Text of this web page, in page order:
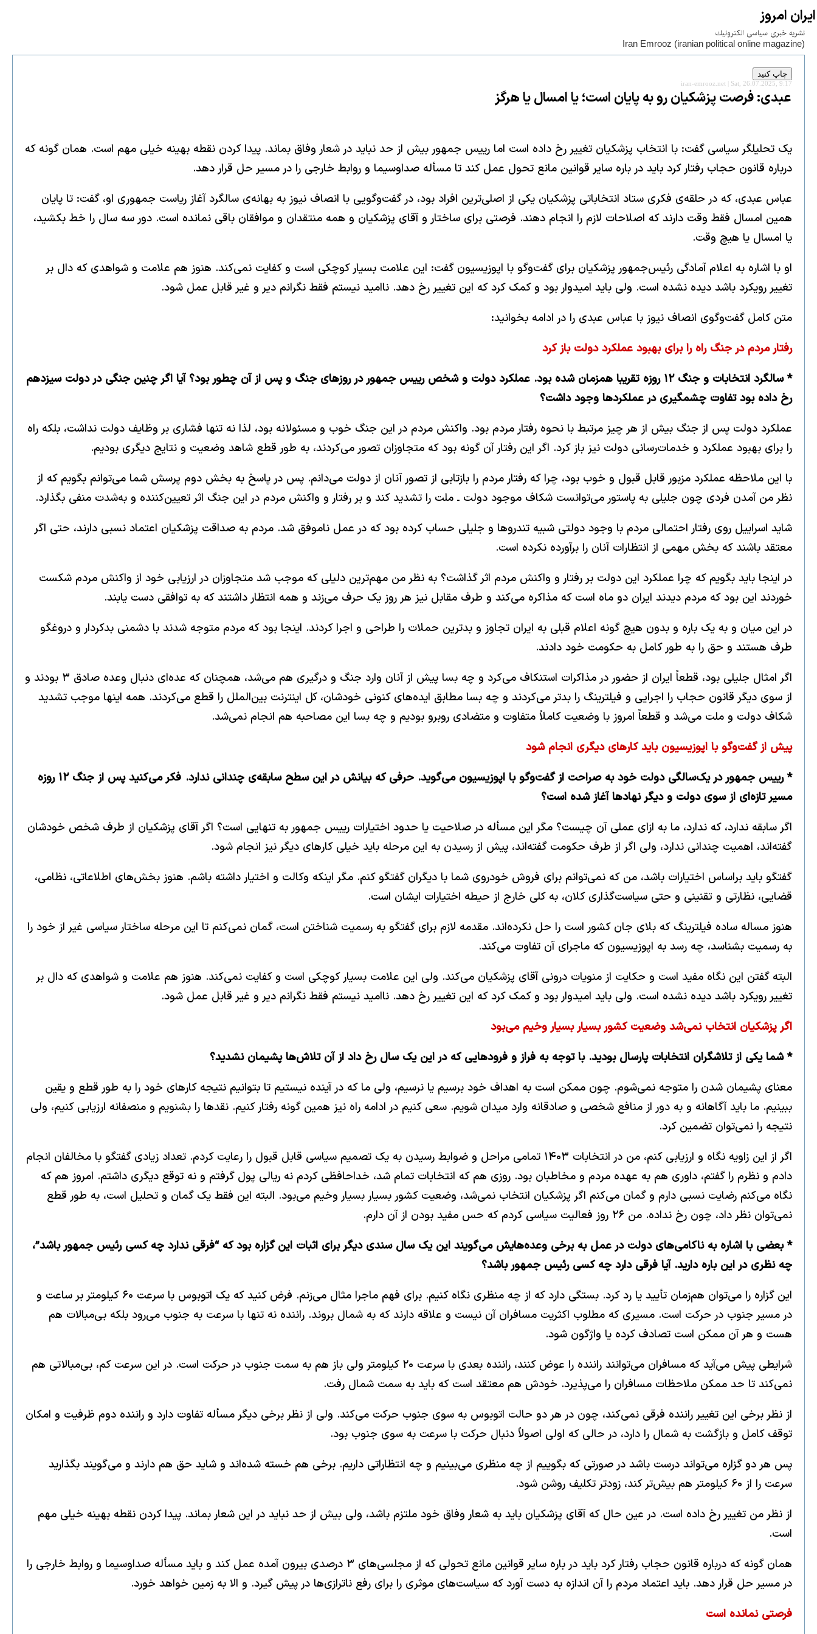
ايران امروز
نشريه خبری سياسی الكترونيك
Iran Emrooz (iranian political online magazine)
iran-emrooz.net | Sat, 26.07.2025, 9:17
عبدی: فرصت پزشکیان رو به پایان است؛ یا امسال یا هرگز
یک تحلیلگر سیاسی گفت: با انتخاب پزشکیان تغییر رخ داده است اما رییس جمهور بیش از حد نباید در شعار وفاق بماند. پیدا کردن نقطه بهینه خیلی مهم است. همان گونه که
درباره قانون حجاب رفتار کرد باید در باره سایر قوانین مانع تحول عمل کند تا مسأله صداوسیما و روابط خارجی را در مسیر حل قرار دهد.
عباس عبدی، که در حلقه‌ی فکری ستاد انتخاباتی پزشکیان یکی از اصلی‌ترین افراد بود، در گفت‌وگویی با انصاف نیوز به بهانه‌ی سالگرد آغاز ریاست جمهوری او، گفت: تا پایان
همین امسال فقط وقت دارند که اصلاحات لازم را انجام دهند. فرصتی برای ساختار و آقای پزشکیان و همه منتقدان و موافقان باقی نمانده است. دور سه سال را خط بکشید،
یا امسال یا هیچ وقت.
او با اشاره به اعلام آمادگی رئیس‌جمهور پزشکیان برای گفت‌وگو با اپوزیسیون گفت: این علامت بسیار کوچکی است و کفایت نمی‌کند. هنوز هم علامت و شواهدی که دال بر
تغییر رویکرد باشد دیده نشده است. ولی باید امیدوار بود و کمک کرد که این تغییر رخ دهد. ناامید نیستم فقط نگرانم دیر و غیر قابل عمل شود.
متن کامل گفت‌وگوی انصاف نیوز با عباس عبدی را در ادامه بخوانید:
رفتار مردم در جنگ راه را برای بهبود عملکرد دولت باز کرد
* سالگرد انتخابات و جنگ ۱۲ روزه تقریبا همزمان شده بود. عملکرد دولت و شخص رییس جمهور در روزهای جنگ و پس از آن چطور بود؟ آیا اگر چنین جنگی در دولت سیزدهم
رخ داده بود تفاوت چشمگیری در عملکردها وجود داشت؟
عملکرد دولت پس از جنگ بیش از هر چیز مرتبط با نحوه رفتار مردم بود. واکنش مردم در این جنگ خوب و مسئولانه بود، لذا نه تنها فشاری بر وظایف دولت نداشت، بلکه راه
را برای بهبود عملکرد و خدمات‌رسانی دولت نیز باز کرد. اگر این رفتار آن گونه بود که متجاوزان تصور می‌کردند، به طور قطع شاهد وضعیت و نتایج دیگری بودیم.
با این ملاحظه عملکرد مزبور قابل قبول و خوب بود، چرا که رفتار مردم را بازتابی از تصور آنان از دولت می‌دانم. پس در پاسخ به بخش دوم پرسش شما می‌توانم بگویم که از
نظر من آمدن فردی چون جلیلی به پاستور می‌توانست شکاف موجود دولت ـ ملت را تشدید کند و بر رفتار و واکنش مردم در این جنگ اثر تعیین‌کننده و به‌شدت منفی بگذارد.
شاید اسراییل روی رفتار احتمالی مردم با وجود دولتی شبیه تندروها و جلیلی حساب کرده بود که در عمل ناموفق شد. مردم به صداقت پزشکیان اعتماد نسبی دارند، حتی اگر
معتقد باشند که بخش مهمی از انتظارات آنان را برآورده نکرده است.
در اینجا باید بگویم که چرا عملکرد این دولت بر رفتار و واکنش مردم اثر گذاشت؟ به نظر من مهم‌ترین دلیلی که موجب شد متجاوزان در ارزیابی خود از واکنش مردم شکست
خوردند این بود که مردم دیدند ایران دو ماه است که مذاکره می‌کند و طرف مقابل نیز هر روز یک حرف می‌زند و همه انتظار داشتند که به توافقی دست یابند.
در این میان و به یک باره و بدون هیچ گونه اعلام قبلی به ایران تجاوز و بدترین حملات را طراحی و اجرا کردند. اینجا بود که مردم متوجه شدند با دشمنی بدکردار و دروغگو
طرف هستند و حق را به طور کامل به حکومت خود دادند.
اگر امثال جلیلی بود، قطعاً ایران از حضور در مذاکرات استنکاف می‌کرد و چه بسا پیش از آنان وارد جنگ و درگیری هم می‌شد، همچنان که عده‌ای دنبال وعده صادق ۳ بودند و
از سوی دیگر قانون حجاب را اجرایی و فیلترینگ را بدتر می‌کردند و چه بسا مطابق ایده‌های کنونی خودشان، کل اینترنت بین‌الملل را قطع می‌کردند. همه اینها موجب تشدید
شکاف دولت و ملت می‌شد و قطعاً امروز با وضعیت کاملاً متفاوت و متضادی روبرو بودیم و چه بسا این مصاحبه هم انجام نمی‌شد.
پیش از گفت‌وگو با اپوزیسیون باید کارهای دیگری انجام شود
* رییس جمهور در یک‌سالگی دولت خود به صراحت از گفت‌وگو با اپوزیسیون می‌گوید. حرفی که بیانش در این سطح سابقه‌ی چندانی ندارد. فکر می‌کنید پس از جنگ ۱۲ روزه
مسیر تازه‌ای از سوی دولت و دیگر نهادها آغاز شده است؟
اگر سابقه ندارد، که ندارد، ما به ازای عملی آن چیست؟ مگر این مسأله در صلاحیت یا حدود اختیارات رییس جمهور به تنهایی است؟ اگر آقای پزشکیان از طرف شخص خودشان
گفته‌اند، اهمیت چندانی ندارد، ولی اگر از طرف حکومت گفته‌اند، پیش از رسیدن به این مرحله باید خیلی کارهای دیگر نیز انجام شود.
گفتگو باید براساس اختیارات باشد، من که نمی‌توانم برای فروش خودروی شما با دیگران گفتگو کنم. مگر اینکه وکالت و اختیار داشته باشم. هنوز بخش‌های اطلاعاتی، نظامی،
قضایی، نظارتی و تقنینی و حتی سیاست‌گذاری کلان، به کلی خارج از حیطه اختیارات ایشان است.
هنوز مساله ساده فیلترینگ که بلای جان کشور است را حل نکرده‌اند. مقدمه لازم برای گفتگو به رسمیت شناختن است، گمان نمی‌کنم تا این مرحله ساختار سیاسی غیر از خود را
به رسمیت بشناسد، چه رسد به اپوزیسیون که ماجرای آن تفاوت می‌کند.
البته گفتن این نگاه مفید است و حکایت از منویات درونی آقای پزشکیان می‌کند. ولی این علامت بسیار کوچکی است و کفایت نمی‌کند. هنوز هم علامت و شواهدی که دال بر
تغییر رویکرد باشد دیده نشده است. ولی باید امیدوار بود و کمک کرد که این تغییر رخ دهد. ناامید نیستم فقط نگرانم دیر و غیر قابل عمل شود.
اگر پزشکیان انتخاب نمی‌شد وضعیت کشور بسیار بسیار وخیم می‌بود
* شما یکی از تلاشگران انتخابات پارسال بودید. با توجه به فراز و فرودهایی که در این یک سال رخ داد از آن تلاش‌ها پشیمان نشدید؟
معنای پشیمان شدن را متوجه نمی‌شوم. چون ممکن است به اهداف خود برسیم یا نرسیم، ولی ما که در آینده نیستیم تا بتوانیم نتیجه کارهای خود را به طور قطع و یقین
ببینیم. ما باید آگاهانه و به دور از منافع شخصی و صادقانه وارد میدان شویم. سعی کنیم در ادامه راه نیز همین گونه رفتار کنیم. نقدها را بشنویم و منصفانه ارزیابی کنیم، ولی
نتیجه را نمی‌توان تضمین کرد.
اگر از این زاویه نگاه و ارزیابی کنم، من در انتخابات ۱۴۰۳ تمامی مراحل و ضوابط رسیدن به یک تصمیم سیاسی قابل قبول را رعایت کردم. تعداد زیادی گفتگو با مخالفان انجام
دادم و نظرم را گفتم، داوری هم به عهده مردم و مخاطبان بود. روزی هم که انتخابات تمام شد، خداحافظی کردم نه ریالی پول گرفتم و نه توقع دیگری داشتم. امروز هم که
نگاه می‌کنم رضایت نسبی دارم و گمان می‌کنم اگر پزشکیان انتخاب نمی‌شد، وضعیت کشور بسیار بسیار وخیم می‌بود. البته این فقط یک گمان و تحلیل است، به طور قطع
نمی‌توان نظر داد، چون رخ نداده. من ۲۶ روز فعالیت سیاسی کردم که حس مفید بودن از آن دارم.
* بعضی با اشاره به ناکامی‌های دولت در عمل به برخی وعده‌هایش می‌گویند این یک سال سندی دیگر برای اثبات این گزاره بود که “فرقی ندارد چه کسی رئیس جمهور باشد”،
چه نظری در این باره دارید. آیا فرقی دارد چه کسی رئیس جمهور باشد؟
این گزاره را می‌توان هم‌زمان تأیید یا رد کرد. بستگی دارد که از چه منظری نگاه کنیم. برای فهم ماجرا مثال می‌زنم. فرض کنید که یک اتوبوس با سرعت ۶۰ کیلومتر بر ساعت و
در مسیر جنوب در حرکت است. مسیری که مطلوب اکثریت مسافران آن نیست و علاقه دارند که به شمال بروند. راننده نه تنها با سرعت به جنوب می‌رود بلکه بی‌مبالات هم
هست و هر آن ممکن است تصادف کرده یا واژگون شود.
شرایطی پیش می‌آید که مسافران می‌توانند راننده را عوض کنند، راننده بعدی با سرعت ۲۰ کیلومتر ولی باز هم به سمت جنوب در حرکت است. در این سرعت کم، بی‌مبالاتی هم
نمی‌کند تا حد ممکن ملاحظات مسافران را می‌پذیرد. خودش هم معتقد است که باید به سمت شمال رفت.
از نظر برخی این تغییر راننده فرقی نمی‌کند، چون در هر دو حالت اتوبوس به سوی جنوب حرکت می‌کند. ولی از نظر برخی دیگر مسأله تفاوت دارد و راننده دوم ظرفیت و امکان
توقف کامل و بازگشت به شمال را دارد، در حالی که اولی اصولاً دنبال حرکت با سرعت به سوی جنوب بود.
پس هر دو گزاره می‌تواند درست باشد در صورتی که بگوییم از چه منظری می‌بینیم و چه انتظاراتی داریم. برخی هم خسته شده‌اند و شاید حق هم دارند و می‌گویند بگذارید
سرعت را از ۶۰ کیلومتر هم بیش‌تر کند، زودتر تکلیف روشن شود.
از نظر من تغییر رخ داده است. در عین حال که آقای پزشکیان باید به شعار وفاق خود ملتزم باشد، ولی بیش از حد نباید در این شعار بماند. پیدا کردن نقطه بهینه خیلی مهم
است.
همان گونه که درباره قانون حجاب رفتار کرد باید در باره سایر قوانین مانع تحولی که از مجلسی‌های ۳ درصدی بیرون آمده عمل کند و باید مسأله صداوسیما و روابط خارجی را
در مسیر حل قرار دهد. باید اعتماد مردم را آن اندازه به دست آورد که سیاست‌های موثری را برای رفع ناترازی‌ها در پیش گیرد. و الا به زمین خواهد خورد.
فرصتی نمانده است